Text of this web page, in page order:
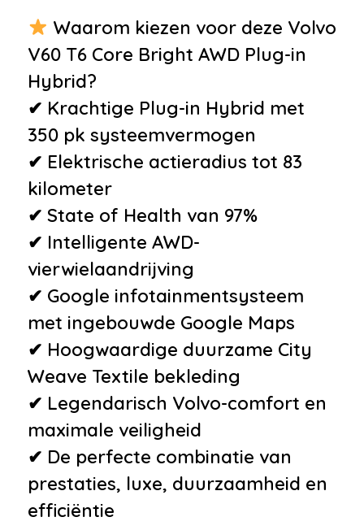
•
stop&go en stuurhulp
• Electronic climate control
•Full-LED koplampen
Hoofdsteunen anti-whiplash
•Lendesteun(en) verstelbaar
Niet in gerookt
•Roetfilter
Stuur kunstleder
Stuur multifunctioneel
•Voorstoel(en) elektrisch
verstelbaar
•Zomerbanden
Waarom kiezen voor deze Volvo
V60 T6 Core Bright AWD Plug-in
Hybrid?
✔ Krachtige Plug-in Hybrid met
350 pk systeemvermogen
✔ Elektrische actieradius tot 83
kilometer
✔ State of Health van 97%
✔ Intelligente AWD-
vierwielaandrijving
✔ Google infotainmentsysteem
met ingebouwde Google Maps
✔ Hoogwaardige duurzame City
Weave Textile bekleding
✔ Legendarisch Volvo-comfort en
maximale veiligheid
✔ De perfecte combinatie van
prestaties, luxe, duurzaamheid en
efficiëntie